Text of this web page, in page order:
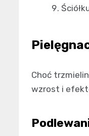
Choć
wzrost i